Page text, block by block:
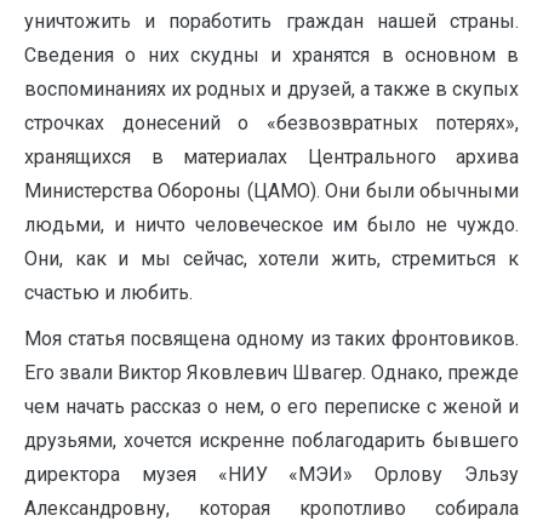
уничтожить и поработить граждан нашей страны.
Сведения о них скудны и хранятся в основном в
воспоминаниях их родных и друзей, а также в скупых
строчках донесений о «безвозвратных потерях»,
хранящихся в материалах Центрального архива
Министерства Обороны (ЦАМО). Они были обычными
людьми, и ничто человеческое им было не чуждо.
Они, как и мы сейчас, хотели жить, стремиться к
счастью и любить.
Моя статья посвящена одному из таких фронтовиков.
Его звали Виктор Яковлевич Швагер. Однако, прежде
чем начать рассказ о нем, о его переписке с женой и
друзьями, хочется искренне поблагодарить бывшего
директора музея «НИУ «МЭИ» Орлову Эльзу
Александровну, которая кропотливо собирала